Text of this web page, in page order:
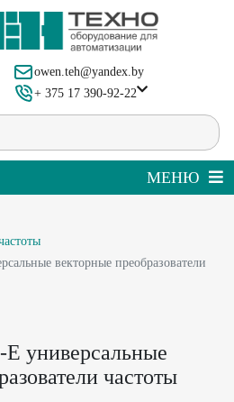
owen.teh@yandex.by
+ 375 17 390-92-22
векторные преобразователи
универсальные
частоты